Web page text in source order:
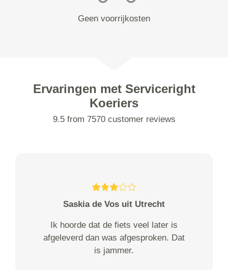
Geen voorrijkosten
Ervaringen met Serviceright
Koeriers
9.5 from 7570 customer reviews
Saskia de Vos uit Utrecht
Ik hoorde dat de fiets veel later is
afgeleverd dan was afgesproken. Dat
is jammer.